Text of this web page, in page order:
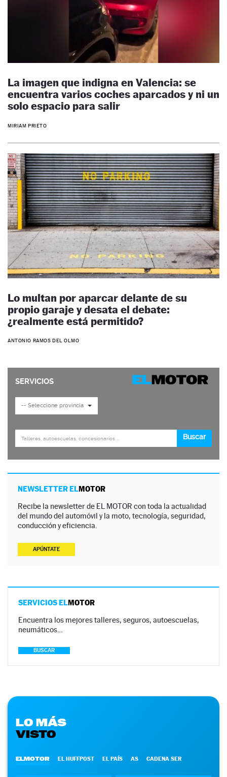
La imagen que indigna en Valencia: se
encuentra varios coches aparcados y ni un
solo espacio para salir
MIRIAM PRIETO
Lo multan por aparcar delante de su
propio garaje y desata el debate:
¿realmente está permitido?
ANTONIO RAMOS DEL OLMO
NEWSLETTER ELMOTOR
Recibe la newsletter de EL MOTOR con toda la actualidad
del mundo del automóvil y la moto, tecnología, seguridad,
conducción y eficiencia.
APÚNTATE
SERVICIOS ELMOTOR
Encuentra los mejores talleres, seguros, autoescuelas,
neumáticos…
BUSCAR
LO MÁS
VISTO
ELMOTOR EL HUFFPOST EL PAÍS AS CADENA SER